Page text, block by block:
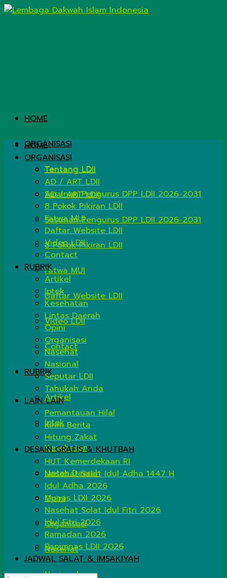
HOME
ORGANISASI
Tentang LDII
AD / ART LDII
Susunan Pengurus DPP LDII 2026-2031
8 Pokok Pikiran LDII
Fatwa MUI
Daftar Website LDII
Video LDII
Contact
RUBRIK
Artikel
Iptek
Kesehatan
Lintas Daerah
Opini
Organisasi
Nasehat
Nasional
HOME
ORGANISASI
Tentang LDII
AD / ART LDII
Susunan Pengurus DPP LDII 2026-2031
8 Pokok Pikiran LDII
Fatwa MUI
Daftar Website LDII
Video LDII
Contact
RUBRIK
Artikel
Iptek
Kesehatan
Lintas Daerah
Opini
Organisasi
Nasehat
Nasional
Seputar LDII
Tahukah Anda
LAIN LAIN
Pemantauan Hilal
Kirim Berita
Hitung Zakat
DESAIN GRAFIS & KHUTBAH
HUT Kemerdekaan RI
Nasehat Salat Idul Adha 1447 H
Idul Adha 2026
Munas LDII 2026
Nasehat Solat Idul Fitri 2026
Idul Fitri 2026
Ramadan 2026
Rapimnas LDII 2026
JADWAL SALAT & IMSAKIYAH